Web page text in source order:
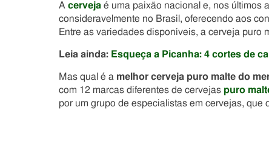
A cerveja é uma paixão nacional e, nos últimos
consideravelmente no Brasil, oferecendo aos
Entre as variedades disponíveis, a cerveja puro
Leia ainda: Esqueça a Picanha: 4 cortes de
Mas qual é a melhor cerveja puro malte do
com 12 marcas diferentes de cervejas puro
por um grupo de especialistas em cervejas, que